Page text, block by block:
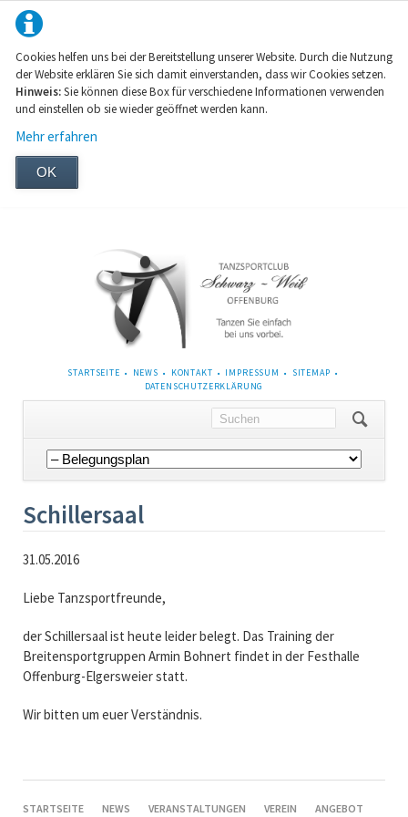
Cookies helfen uns bei der Bereitstellung unserer Website. Durch die Nutzung
der Website erklären Sie sich damit einverstanden, dass wir Cookies setzen.
Hinweis:Sie können diese Box für verschiedene Informationen verwenden
und einstellen ob sie wieder geöffnet werden kann.
Mehr erfahren
OK
NAVIGATION
STARTSEITE NEWS KONTAKT IMPRESSUM
SITEMAP
DATENSCHUTZERKLÄRUNG
Navigation
überspringen
Schillersaal
31.05.2016
Liebe Tanzsportfreunde,
der Schillersaal ist heute leider belegt. Das Training der
Breitensportgruppen Armin Bohnert findet in der Festhalle
Offenburg-Elgersweier statt.
Wir bitten um euer Verständnis.
NAVIGATION
STARTSEITE NEWS VERANSTALTUNGEN VEREIN ANGEBOT